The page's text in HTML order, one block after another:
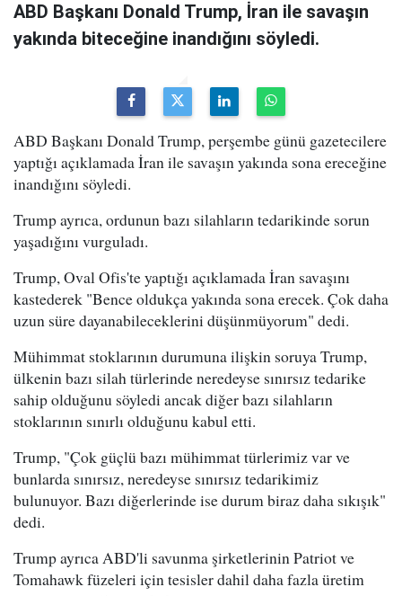
ABD Başkanı Donald Trump, İran ile savaşın
yakında biteceğine inandığını söyledi.
ABD Başkanı Donald Trump, perşembe günü gazetecilere
yaptığı açıklamada İran ile savaşın yakında sona ereceğine
inandığını söyledi.
Trump ayrıca, ordunun bazı silahların tedarikinde sorun
yaşadığını vurguladı.
Trump, Oval Ofis'te yaptığı açıklamada İran savaşını
kastederek "Bence oldukça yakında sona erecek. Çok daha
uzun süre dayanabileceklerini düşünmüyorum" dedi.
Mühimmat stoklarının durumuna ilişkin soruya Trump,
ülkenin bazı silah türlerinde neredeyse sınırsız tedarike
sahip olduğunu söyledi ancak diğer bazı silahların
stoklarının sınırlı olduğunu kabul etti.
Trump, "Çok güçlü bazı mühimmat türlerimiz var ve
bunlarda sınırsız, neredeyse sınırsız tedarikimiz
bulunuyor. Bazı diğerlerinde ise durum biraz daha sıkışık"
dedi.
Trump ayrıca ABD'li savunma şirketlerinin Patriot ve
Tomahawk füzeleri için tesisler dahil daha fazla üretim